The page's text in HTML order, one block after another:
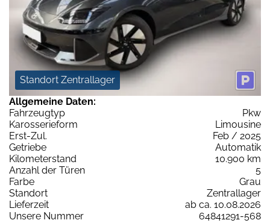
Standort Zentrallager
Allgemeine Daten:
Fahrzeugtyp
Pkw
Karosserieform
Limousine
Erst-Zul.
Feb / 2025
Getriebe
Automatik
Kilometerstand
10.900 km
Anzahl der Türen
5
Farbe
Grau
Standort
Zentrallager
Lieferzeit
ab ca. 10.08.2026
Unsere Nummer
64841291-568